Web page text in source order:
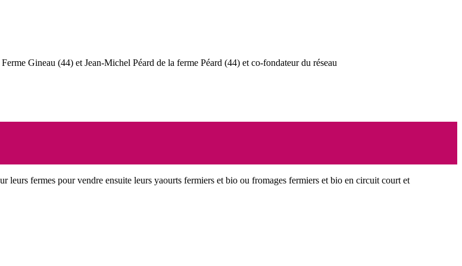
Gineau (44) et Jean-Michel Péard de la ferme Péard (44) et co-fondateur du réseau
fermes pour vendre ensuite leurs yaourts fermiers et bio ou fromages fermiers et bio en circuit court et